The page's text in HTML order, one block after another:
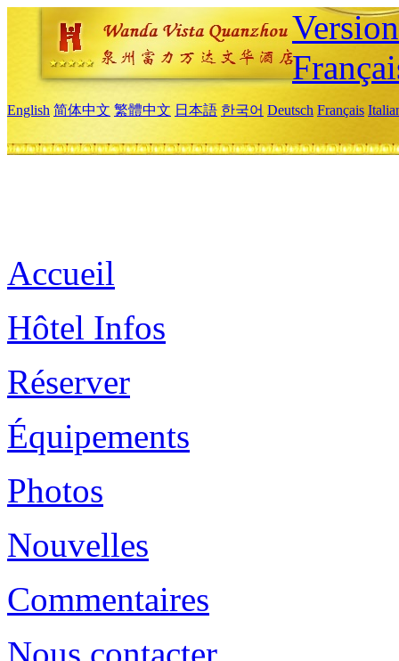
English 简体中文 繁體中文 日本語 한국어 Deutsch Français
Accueil
Hôtel Infos
Réserver
Équipements
Photos
Nouvelles
Commentaires